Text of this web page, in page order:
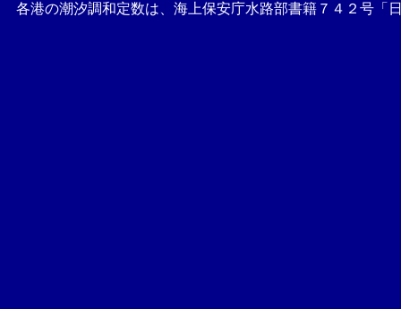
各港の潮汐調和定数は、海上保安庁水路部書籍７４２号「